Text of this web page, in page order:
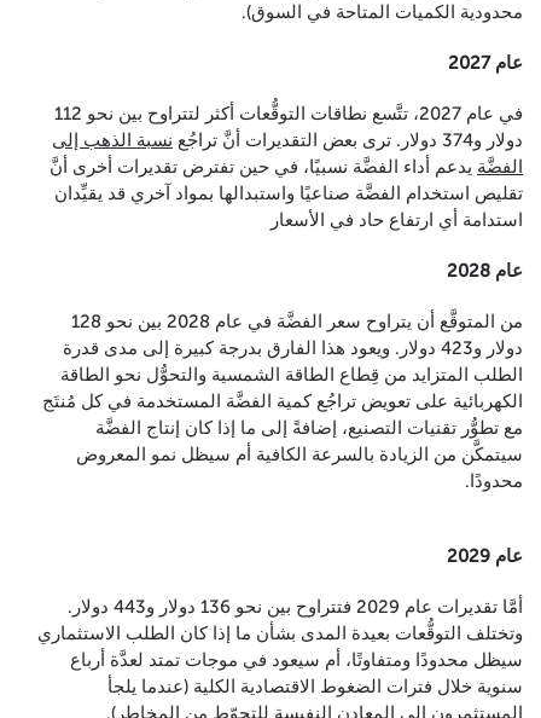
محدودية الكميات المتاحة في السوق).
عام 2027
في عام 2027، تتَّسع نطاقات التوقُّعات أكثر لتتراوح بين نحو 112
دولار و374 دولار. ترى بعض التقديرات أنَّ تراجُع
نسبة الذهب إلى
الفضَّة يدعم أداء الفضَّة نسبيًا، في حين تفترض تقديرات أخرى أنَّ
تقليص استخدام الفضَّة صناعيًا واستبدالها بمواد آخري قد يقيِّدان
استدامة أي ارتفاع حاد في الأسعار
عام 2028
من المتوقَّع أن يتراوح سعر الفضَّة في عام 2028 بين نحو 128
دولار و423 دولار. ويعود هذا الفارق بدرجة كبيرة إلى مدى قدرة
الطلب المتزايد من قِطاع الطاقة الشمسية والتحوُّل نحو الطاقة
الكهربائية على تعويض تراجُع كمية الفضَّة المستخدمة في كل مُنتَج
مع تطوُّر تقنيات التصنيع، إضافةً إلى ما إذا كان إنتاج الفضَّة
سيتمكَّن من الزيادة بالسرعة الكافية أم سيظل نمو المعروض
محدودًا.
عام 2029
أمَّا تقديرات عام 2029 فتتراوح بين نحو 136 دولار و443 دولار.
وتختلف التوقُّعات بعيدة المدى بشأن ما إذا كان الطلب الاستثماري
سيظل محدودًا ومتفاوتًا، أم سيعود في موجات تمتد لعدَّة أرباع
سنوية خلال فترات الضغوط الاقتصادية الكلية (عندما يلجأ
المستثمرون إلى المعادن النفيسة للتحوّط من المخاطر).